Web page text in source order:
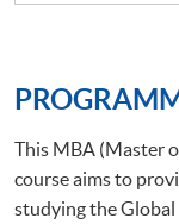
This MBA (Master
course aims to
studying the